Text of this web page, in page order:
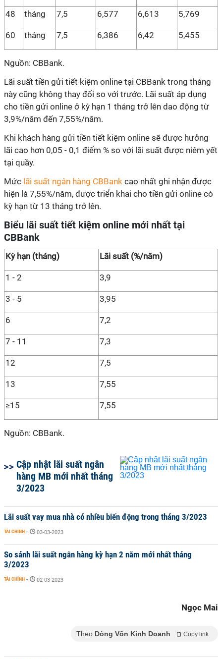
48 tháng 7,5 6,577 6,613 5,769
60 tháng 7,5 6,386 6,42 5,455
Nguồn: CBBank.
Lãi suất tiền gửi tiết kiệm online tại CBBank trong tháng
này cũng không thay đổi so với trước. Lãi suất áp dụng
cho tiền gửi online ở kỳ hạn 1 tháng trở lên dao động từ
3,9%/năm đến 7,55%/năm.
Khi khách hàng gửi tiền tiết kiệm online sẽ được hưởng
lãi cao hơn 0,05 - 0,1 điểm % so với lãi suất được niêm yết
tại quầy.
Mức lãi suất ngân hàng CBBank cao nhất ghi nhận được
hiện là 7,55%/năm, được triển khai cho tiền gửi online có
kỳ hạn từ 13 tháng trở lên.
Biểu lãi suất tiết kiệm online mới nhất tại
CBBank
Kỳ hạn (tháng) Lãi suất (%/năm)
1 - 2 3,9
3 - 5 3,95
6 7,2
7 - 11 7,3
12 7,5
13 7,55
≥15 7,55
Nguồn: CBBank.
Cập nhật lãi suất ngân
hàng MB mới nhất tháng
3/2023
Lãi suất vay mua nhà có nhiều biến động trong tháng 3/2023
TÀI CHÍNH - 03-03-2023
So sánh lãi suất ngân hàng kỳ hạn 2 năm mới nhất tháng
3/2023
TÀI CHÍNH - 02-03-2023
Ngọc Mai
Theo Dòng Vốn Kinh Doanh Copy link